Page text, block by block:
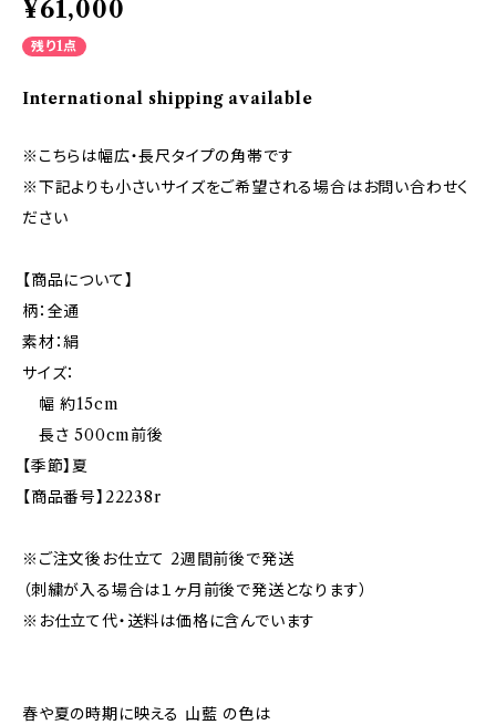
¥61,000
残り1点
International shipping available
※こちらは幅広・長尺タイプの角帯です
※下記よりも小さいサイズをご希望される場合はお問い合わせく
ださい
【商品について】
柄：全通
素材：絹
サイズ：
幅 約15cm
長さ 500cm前後
【季節】夏
【商品番号】22238r
※ご注文後お仕立て 2週間前後で発送
（刺繍が入る場合は１ヶ月前後で発送となります）
※お仕立て代・送料は価格に含んでいます
春や夏の時期に映える 山藍 の色は